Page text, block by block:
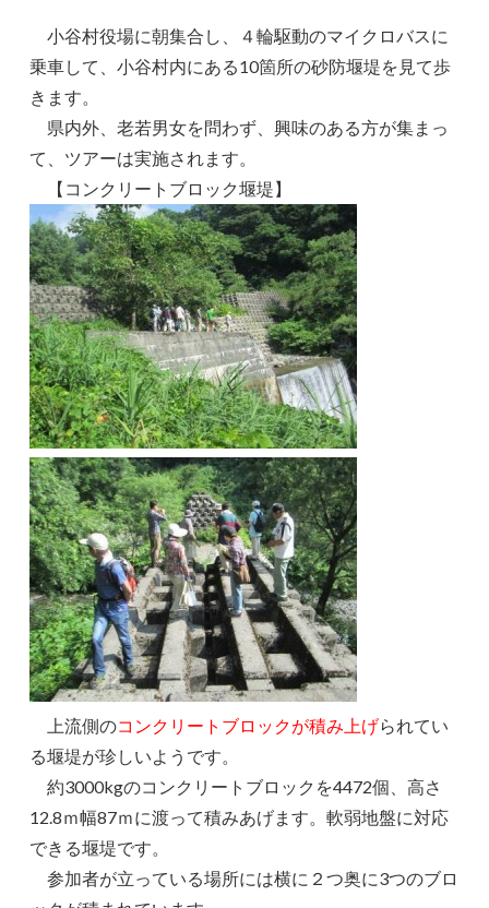
小谷村役場に朝集合し、４輪駆動のマイクロバスに
乗車して、小谷村内にある10箇所の砂防堰堤を見て歩
きます。
県内外、老若男女を問わず、興味のある方が集まっ
て、ツアーは実施されます。
【コンクリートブロック堰堤】
上流側のコンクリートブロックが積み上げられてい
る堰堤が珍しいようです。
約3000kgのコンクリートブロックを4472個、高さ
12.8ｍ幅87ｍに渡って積みあげます。軟弱地盤に対応
できる堰堤です。
参加者が立っている場所には横に２つ奥に3つのブロ